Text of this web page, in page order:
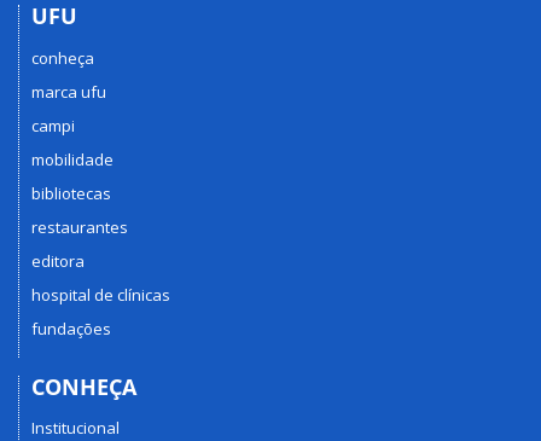
UFU
conheça
marca ufu
campi
mobilidade
bibliotecas
restaurantes
editora
hospital de clínicas
fundações
CONHEÇA
Institucional